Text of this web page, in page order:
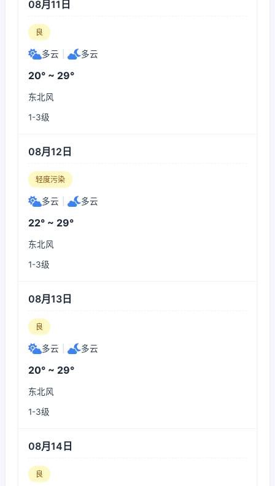
08月11日
良
多云 多云
20° ~ 29°
东北风
1-3级
08月12日
轻度污染
多云 多云
22° ~ 29°
东北风
1-3级
08月13日
良
多云 多云
20° ~ 29°
东北风
1-3级
08月14日
良